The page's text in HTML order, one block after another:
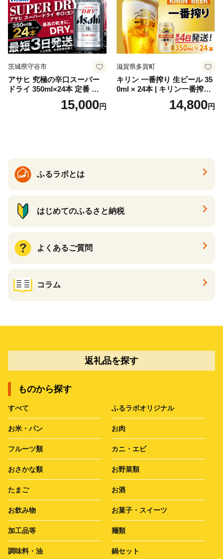
ク ソーダ ジントニック 】
茨城県守谷市
アサヒ 究極の辛口スーパー
ドライ 350ml×24本 定番 ビー
ル 缶ビール 酒 お酒 アルコー
15,000円
滋賀県多賀町
キリン 一番搾り 生ビール 35
0ml × 24本 | キリン一番搾り
キリンビール 一番搾り ビー
ル 24缶 きりんいちばんしぼ
14,800円
ふるラボとは
はじめてのふるさと納税
よくあるご質問
コラム
返礼品を探す
ものから探す
すべて ふるラボオリジナル
お米・パン お肉
フルーツ類 カニ・エビ
おさかな類 お野菜類
たまご お酒
お飲み物 お菓子・スイーツ
加工品等 麺類
調味料・油 鍋セット